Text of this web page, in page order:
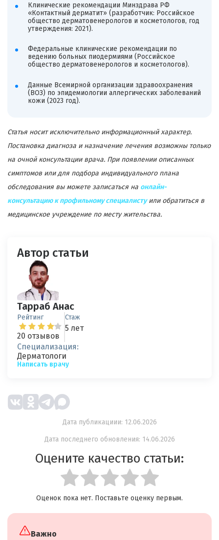
Клинические рекомендации Минздрава РФ
«Контактный дерматит» (разработчик: Российское
общество дерматовенерологов и косметологов, год
утверждения: 2021).
Федеральные клинические рекомендации по
ведению больных пиодермиями (Российское
общество дерматовенерологов и косметологов).
Данные Всемирной организации здравоохранения
(ВОЗ) по эпидемиологии аллергических заболеваний
кожи (2023 год).
Статья носит исключительно информационный характер.
Постановка диагноза и назначение лечения возможны только
на очной консультации врача. При появлении описанных
симптомов или для подбора индивидуального плана
обследования вы можете записаться на онлайн-
консультацию к профильному специалистуили обратиться в
медицинское учреждение по месту жительства.
Автор статьи
Тарраб Анас
Рейтинг
20 отзывов
Стаж
5 лет
Специализация:
Дерматологи
Написать врачу
Дата публикациии: 12.06.2026
Дата последнего обновления: 14.06.2026
Оцените качество статьи:
Оценок пока нет. Поставьте оценку первым.
Важно